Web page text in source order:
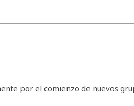
por el comienzo de nuevos